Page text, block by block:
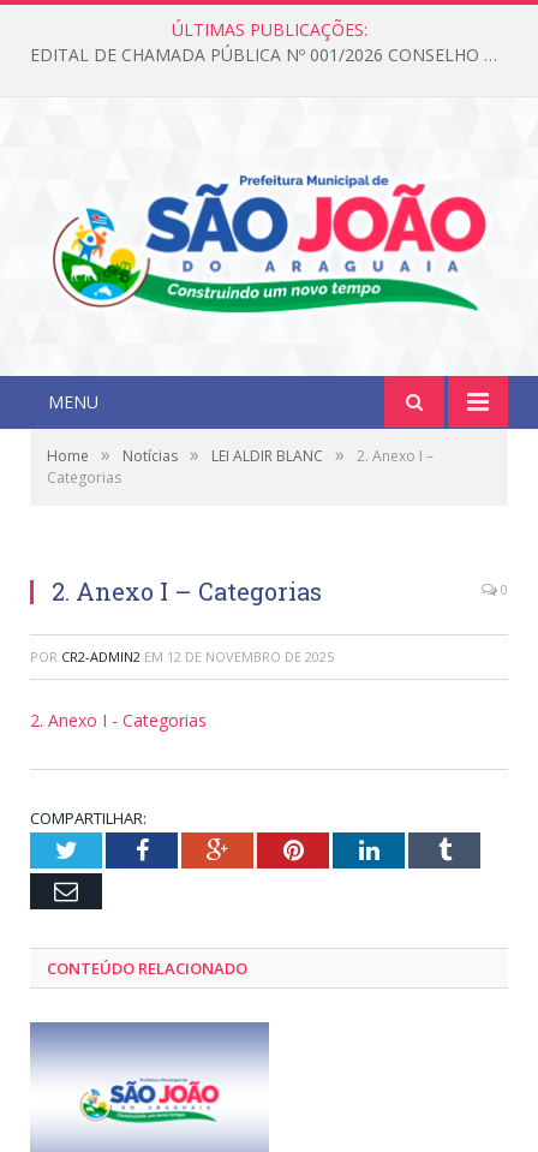
ÚLTIMAS PUBLICAÇÕES:
EDITAL DE CHAMADA PÚBLICA Nº 001/2026 CONSELHO DOS DIREITOS DA CRIANÇA E DO ADOLESCENTE
MENU
Home » Notícias » LEI ALDIR BLANC »
2. Anexo I –
Categorias
2. Anexo I – Categorias 0
POR CR2-ADMIN2 EM 12 DE NOVEMBRO DE 2025
2. Anexo I - Categorias
COMPARTILHAR:
TwitterFacebookGoogle+PinterestLinkedInTumblr
Email
CONTEÚDO RELACIONADO